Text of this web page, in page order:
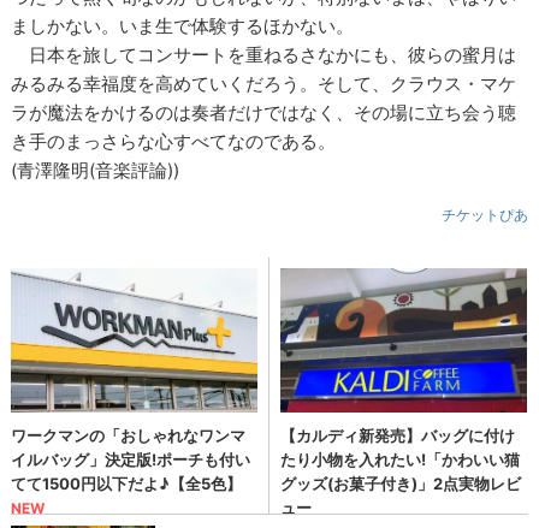
ましかない。いま生で体験するほかない。
日本を旅してコンサートを重ねるさなかにも、彼らの蜜月は
みるみる幸福度を高めていくだろう。そして、クラウス・マケ
ラが魔法をかけるのは奏者だけではなく、その場に立ち会う聴
き手のまっさらな心すべてなのである。
(青澤隆明(音楽評論))
チケットぴあ